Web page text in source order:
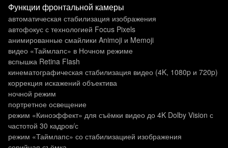
Функции фронтальной камеры
автоматическая стабилизация изображения
автофокус с технологией Focus Pixels
анимированные смайлики Animoji и Memoji
видео «Таймлапс» в Ночном режиме
вспышка Retina Flash
кинематографическая стабилизация видео (4K, 1080p и 720p)
коррекция искажений объектива
ночной режим
портретное освещение
режим «Киноэффект» для съёмки видео до 4K Dolby Vision с
частотой 30 кадров/с
режим «Таймлапс» со стабилизацией изображения